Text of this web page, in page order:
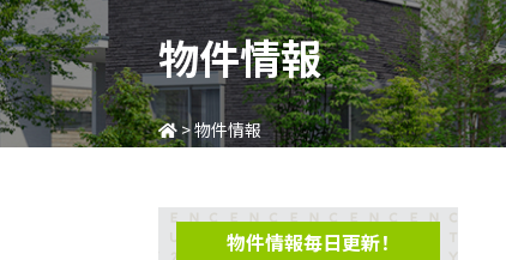
物件情報
>物件情報
物件情報毎日更新！